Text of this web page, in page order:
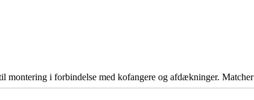
montering i forbindelse med kofangere og afdækninger. Matcher